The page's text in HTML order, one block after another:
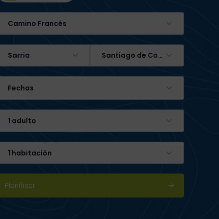
Camino Francés
Sarria Santiago de Compostela
Fechas
1 adulto
1 habitación
Planificar